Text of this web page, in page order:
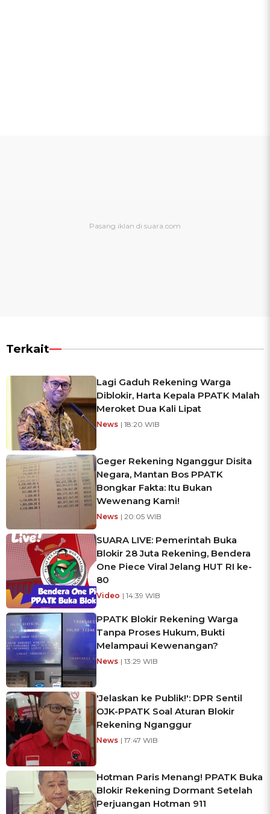
Terkait
Lagi Gaduh Rekening Warga
Diblokir, Harta Kepala PPATK Malah
Meroket Dua Kali Lipat
News | 18:20 WIB
Geger Rekening Nganggur Disita
Negara, Mantan Bos PPATK
Bongkar Fakta: Itu Bukan
Wewenang Kami!
News | 20:05 WIB
SUARA LIVE: Pemerintah Buka
Blokir 28 Juta Rekening, Bendera
One Piece Viral Jelang HUT RI ke-
80
Video | 14:39 WIB
PPATK Blokir Rekening Warga
Tanpa Proses Hukum, Bukti
Melampaui Kewenangan?
News | 13:29 WIB
'Jelaskan ke Publik!': DPR Sentil
OJK-PPATK Soal Aturan Blokir
Rekening Nganggur
News | 17:47 WIB
Hotman Paris Menang! PPATK Buka
Blokir Rekening Dormant Setelah
Perjuangan Hotman 911